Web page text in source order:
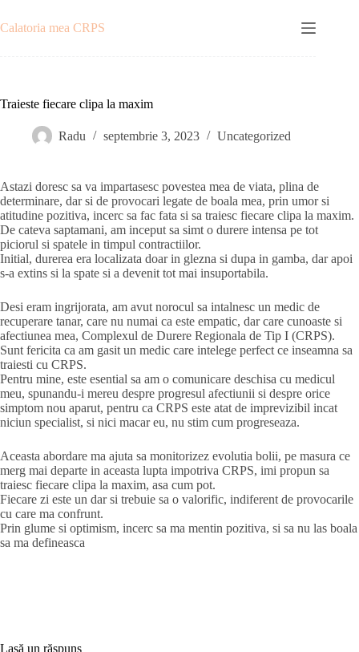
la
conținut
Calatoria mea CRPS
Traieste fiecare clipa la maxim
Radu septembrie 3, 2023 Uncategorized
Astazi doresc sa va impartasesc povestea mea de viata, plina de
determinare, dar si de provocari legate de boala mea, prin umor si
atitudine pozitiva, incerc sa fac fata si sa traiesc fiecare clipa la maxim.
De cateva saptamani, am inceput sa simt o durere intensa pe tot
piciorul si spatele in timpul contractiilor.
Initial, durerea era localizata doar in glezna si dupa in gamba, dar apoi
s-a extins si la spate si a devenit tot mai insuportabila.
Desi eram ingrijorata, am avut norocul sa intalnesc un medic de
recuperare tanar, care nu numai ca este empatic, dar care cunoaste si
afectiunea mea, Complexul de Durere Regionala de Tip I (CRPS).
Sunt fericita ca am gasit un medic care intelege perfect ce inseamna sa
traiesti cu CRPS.
Pentru mine, este esential sa am o comunicare deschisa cu medicul
meu, spunandu-i mereu despre progresul afectiunii si despre orice
simptom nou aparut, pentru ca CRPS este atat de imprevizibil incat
niciun specialist, si nici macar eu, nu stim cum progreseaza.
Aceasta abordare ma ajuta sa monitorizez evolutia bolii, pe masura ce
merg mai departe in aceasta lupta impotriva CRPS, imi propun sa
traiesc fiecare clipa la maxim, asa cum pot.
Fiecare zi este un dar si trebuie sa o valorific, indiferent de provocarile
cu care ma confrunt.
Prin glume si optimism, incerc sa ma mentin pozitiva, si sa nu las boala
sa ma defineasca
Lasă un răspuns